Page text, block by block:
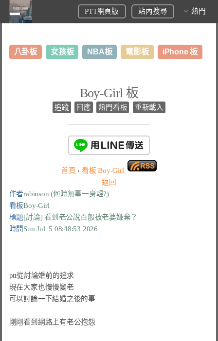
PTT網頁版 站內搜尋 熱門
八卦板 女孩板 NBA板 電影板 iPhone 板
Boy-Girl 板
追蹤 回應 熱門看板 重新載入
首頁 › 看板Boy-Girl
返回
作者rabinson (何時無事一身輕?)
看板Boy-Girl
標題[討論] 看到老公說百般被老婆嫌棄？
時間Sun Jul  5 08:48:53 2026
ptt從討論婚前的追求
現在大家也慢慢變老
可以討論一下結婚之後的事
剛剛看到網路上有老公抱怨